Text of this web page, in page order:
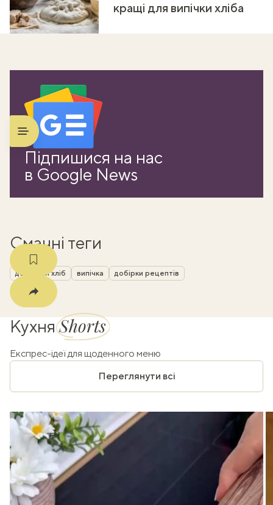
кращі для випічки хліба
Підпишися на нас
в Google News
Смачні теги
домашній хліб випічка добірки рецептів
КухняShorts
Експрес-ідеї для щоденного меню
Переглянути всі